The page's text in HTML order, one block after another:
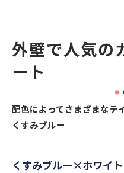
外壁で人気の
ート
配色によってさまざまなテ
くすみブルー
くすみブルー×ホワイト